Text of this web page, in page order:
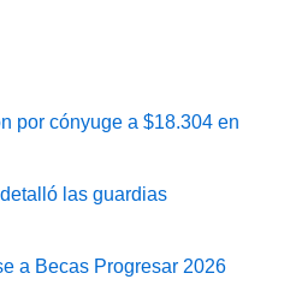
por cónyuge a $18.304 en
las guardias
a Becas Progresar 2026